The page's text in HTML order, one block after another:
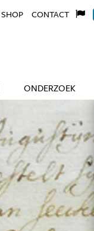
ONDERZOEK
SHOP CONTACT